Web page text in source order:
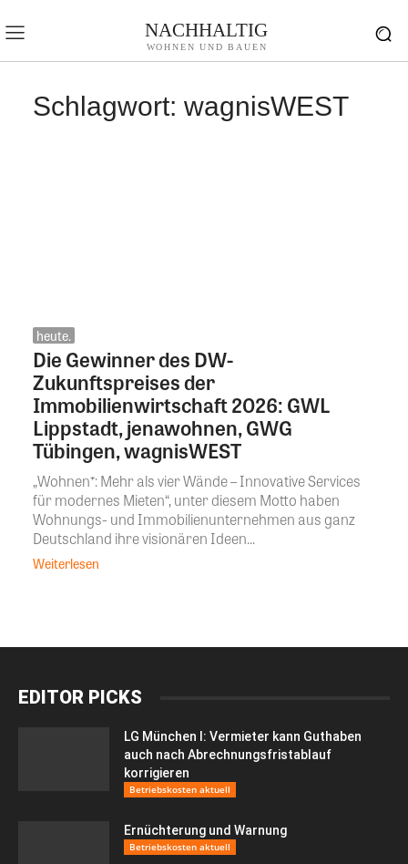
NACHHALTIG
WOHNEN UND BAUEN
Schlagwort: wagnisWEST
heute.
Die Gewinner des DW-
Zukunftspreises der
Immobilienwirtschaft 2026: GWL
Lippstadt, jenawohnen, GWG
Tübingen, wagnisWEST
„Wohnen⁺: Mehr als vier Wände – Innovative Services
für modernes Mieten“, unter diesem Motto haben
Wohnungs- und Immobilienunternehmen aus ganz
Deutschland ihre visionären Ideen...
Weiterlesen
EDITOR PICKS
LG München I: Vermieter kann Guthaben
auch nach Abrechnungsfristablauf
korrigieren
Betriebskosten aktuell
Ernüchterung und Warnung
Betriebskosten aktuell